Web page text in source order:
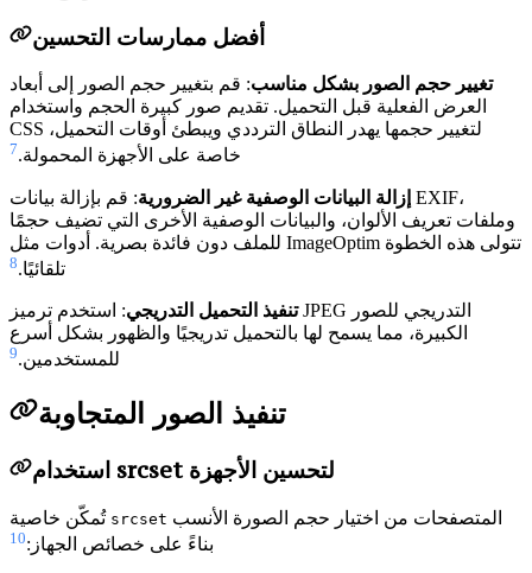
أفضل ممارسات التحسين
تغيير حجم الصور بشكل مناسب: قم بتغيير حجم الصور إلى أبعاد
العرض الفعلية قبل التحميل. تقديم صور كبيرة الحجم واستخدام
CSS لتغيير حجمها يهدر النطاق الترددي ويبطئ أوقات التحميل،
خاصة على الأجهزة المحمولة.7
إزالة البيانات الوصفية غير الضرورية: قم بإزالة بيانات EXIF،
وملفات تعريف الألوان، والبيانات الوصفية الأخرى التي تضيف حجمًا
للملف دون فائدة بصرية. أدوات مثل ImageOptim تتولى هذه الخطوة
تلقائيًا.8
تنفيذ التحميل التدريجي: استخدم ترميز JPEG التدريجي للصور
الكبيرة، مما يسمح لها بالتحميل تدريجيًا والظهور بشكل أسرع
للمستخدمين.9
تنفيذ الصور المتجاوبة
استخدام srcset لتحسين الأجهزة
تُمكّن خاصية srcset
بناءً على خصائص الجهاز:10